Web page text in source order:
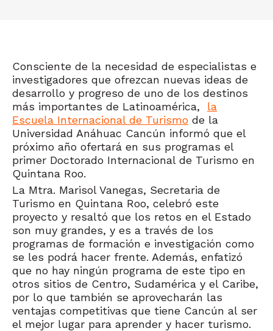
Consciente de la necesidad de especialistas e
investigadores que ofrezcan nuevas ideas de
desarrollo y progreso de uno de los destinos
más importantes de Latinoamérica, la
Escuela Internacional de Turismo de la
Universidad Anáhuac Cancún informó que el
próximo año ofertará en sus programas el
primer Doctorado Internacional de Turismo en
Quintana Roo.
La Mtra. Marisol Vanegas, Secretaria de
Turismo en Quintana Roo, celebró este
proyecto y resaltó que los retos en el Estado
son muy grandes, y es a través de los
programas de formación e investigación como
se les podrá hacer frente. Además, enfatizó
que no hay ningún programa de este tipo en
otros sitios de Centro, Sudamérica y el Caribe,
por lo que también se aprovecharán las
ventajas competitivas que tiene Cancún al ser
el mejor lugar para aprender y hacer turismo.